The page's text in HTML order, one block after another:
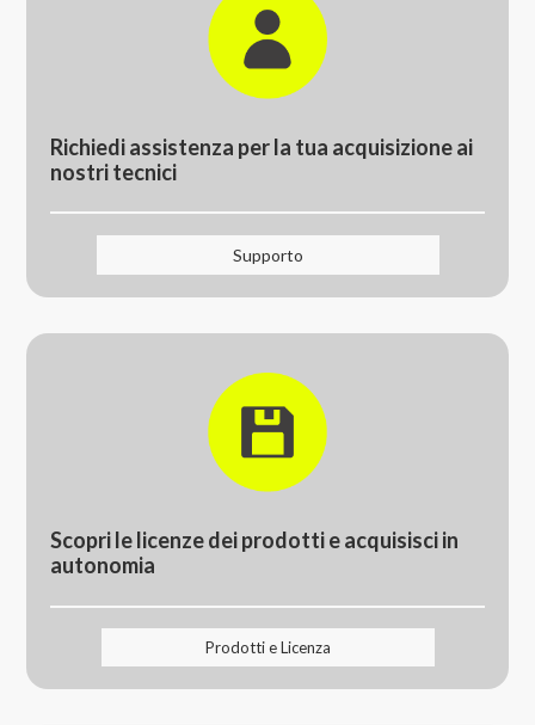
Richiedi assistenza perla tua acquisizione ai
nostri tecnici
Supporto
Scopri le licenze deiprodotti e acquisisci in
autonomia
Prodotti e Licenza